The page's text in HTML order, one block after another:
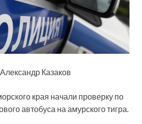
Казаков
края начали проверку по
автобуса на амурского тигра.